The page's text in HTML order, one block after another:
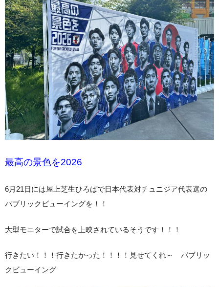
最高の景色を2026
6月21日には屋上芝生ひろばで日本代表対チュニジア代表選の
パブリックビューイングを！！
大型モニターで試合を上映されているそうです！！！
行きたい！！！行きたかった！！！！見せてくれ～ パブリッ
クビューイング